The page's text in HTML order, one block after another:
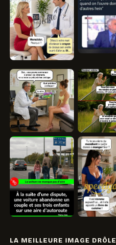
LA MEILLEURE IMAGE DRÔLE